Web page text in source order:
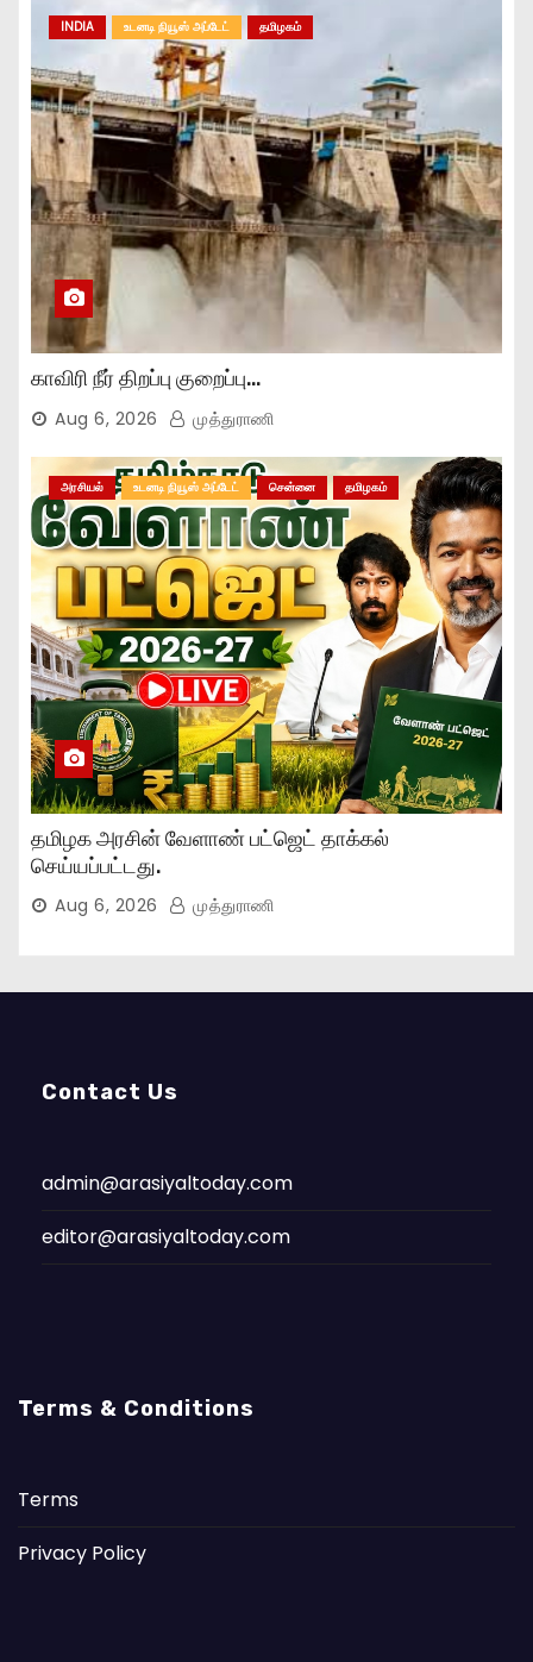
INDIA உடனடி நியூஸ் அப்டேட் தமிழகம்
காவிரி நீர் திறப்பு குறைப்பு…
Aug 6, 2026 முத்துராணி
அரசியல் உடனடி நியூஸ் அப்டேட் சென்னை தமிழகம்
தமிழக அரசின் வேளாண் பட்ஜெட் தாக்கல்
செய்யப்பட்டது.
Aug 6, 2026 முத்துராணி
Contact Us
admin@arasiyaltoday.com
editor@arasiyaltoday.com
Terms & Conditions
Terms
Privacy Policy